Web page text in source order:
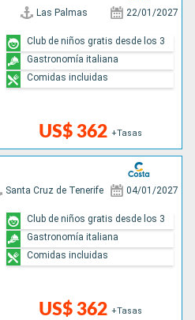
Las Palmas 22/01/2027
US$ 362 +Tasas
Club de niños gratis desde los 3
Gastronomía italiana
Comidas incluidas
Santa Cruz de Tenerife 04/01/2027
US$ 362 +Tasas
Club de niños gratis desde los 3
Gastronomía italiana
Comidas incluidas